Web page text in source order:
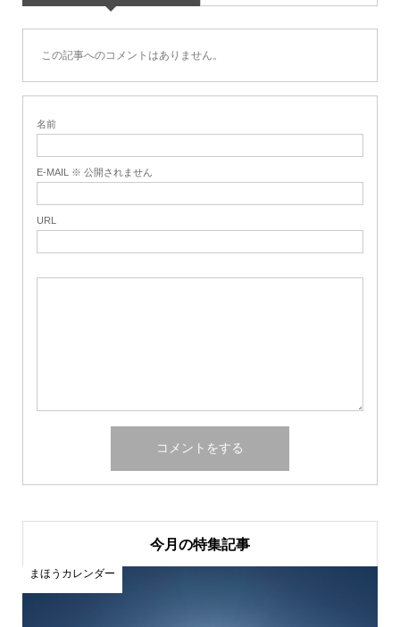
この記事へのコメントはありません。
名前
E-MAIL ※ 公開されません
URL
今月の特集記事
まほうカレンダー